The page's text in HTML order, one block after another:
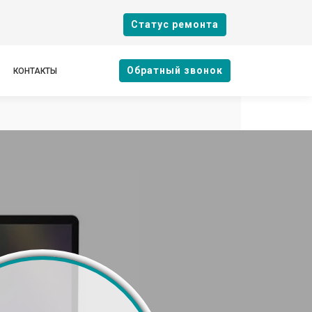
Cтатус ремонта
КОНТАКТЫ Oбратный звонок